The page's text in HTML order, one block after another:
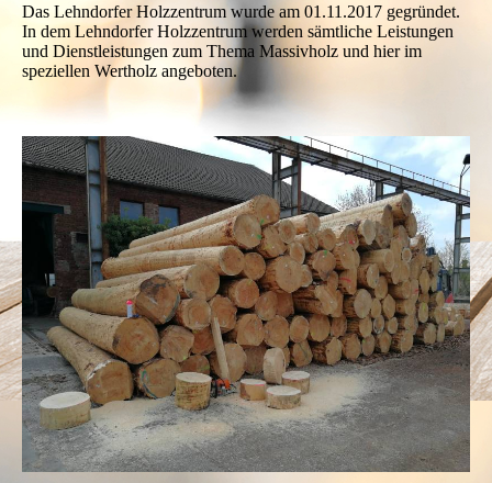
Das Lehndorfer Holzzentrum wurde am 01.11.2017 gegründet.
In dem Lehndorfer Holzzentrum werden sämtliche Leistungen
und Dienstleistungen zum Thema Massivholz und hier im
speziellen Wertholz angeboten.